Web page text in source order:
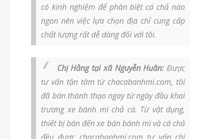
có kinh nghiệm để phân biệt cá chả nào
ngon nên việc lựa chọn địa chỉ cung cấp
chất lượng rất dễ dàng đối với tôi.
Chị Hằng tại xã Nguyễn Huân: Được
tư vấn tận tâm từ chacabanhmi.com, tôi
đã bán thành thạo ngay từ ngày đầu khai
trương xe bánh mì chả cá. Từ vật dụng,
thiết bị bán đến xe bán bánh mì và cá chả